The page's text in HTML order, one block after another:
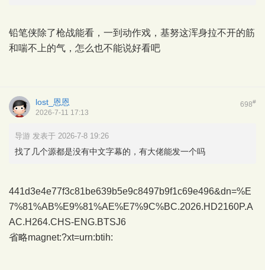
铅笔侠除了枪战能看，一到动作戏，基努这浑身拉不开的筋
和喘不上的气，怎么也不能说好看吧
698#
lost_恩恩
2026-7-11 17:13
导游 发表于 2026-7-8 19:26
找了几个源都是没有中文字幕的，有大佬能发一个吗
441d3e4e77f3c81be639b5e9c8497b9f1c69e496&dn=%E
7%81%AB%E9%81%AE%E7%9C%BC.2026.HD2160P.A
AC.H264.CHS-ENG.BTSJ6
省略magnet:?xt=urn:btih: